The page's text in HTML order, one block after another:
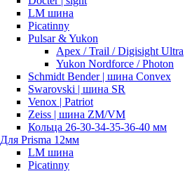
LM шина
Picatinny
Pulsar & Yukon
Apex / Trail / Digisight Ultra
Yukon Nordforce / Photon
Schmidt Bender | шина Convex
Swarovski | шина SR
Venox | Patriot
Zeiss | шина ZM/VM
Кольца 26-30-34-35-36-40 мм
Для Prisma 12мм
LM шина
Picatinny